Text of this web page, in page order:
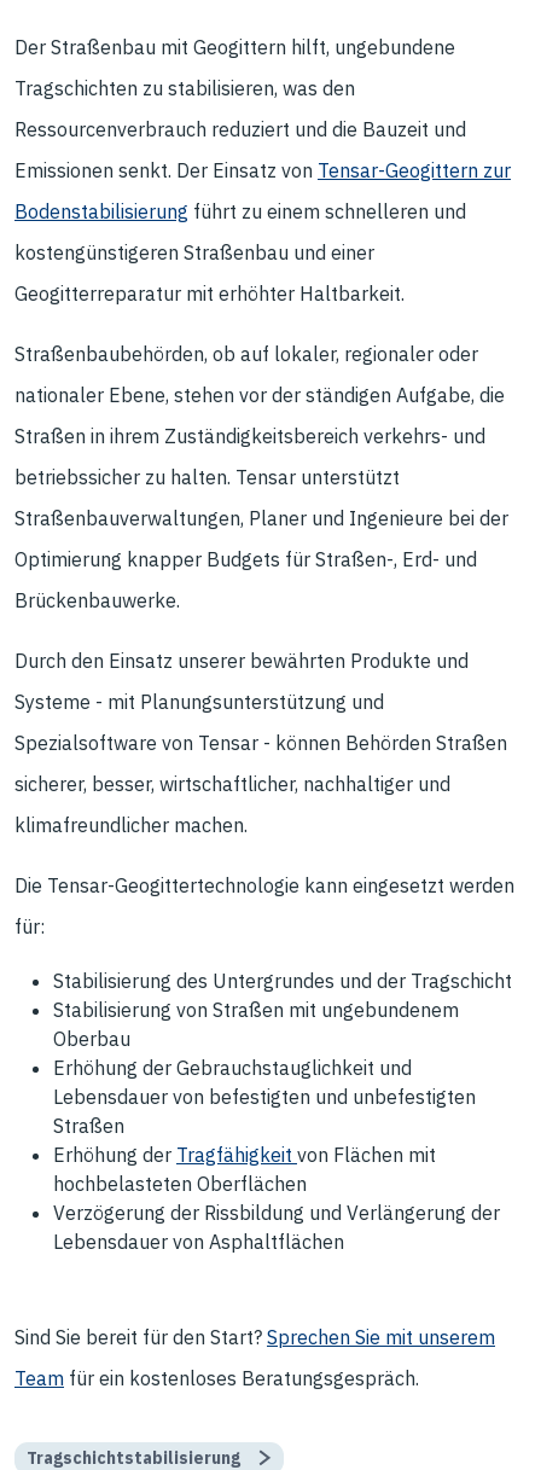
Der Straßenbau mit Geogittern hilft, ungebundene
Tragschichten zu stabilisieren, was den
Ressourcenverbrauch reduziert und die Bauzeit und
Emissionen senkt. Der Einsatz von Tensar-Geogittern zur
Bodenstabilisierung führt zu einem schnelleren und
kostengünstigeren Straßenbau und einer
Geogitterreparatur mit erhöhter Haltbarkeit.
Straßenbaubehörden, ob auf lokaler, regionaler oder
nationaler Ebene, stehen vor der ständigen Aufgabe, die
Straßen in ihrem Zuständigkeitsbereich verkehrs- und
betriebssicher zu halten. Tensar unterstützt
Straßenbauverwaltungen, Planer und Ingenieure bei der
Optimierung knapper Budgets für Straßen-, Erd- und
Brückenbauwerke.
Durch den Einsatz unserer bewährten Produkte und
Systeme - mit Planungsunterstützung und
Spezialsoftware von Tensar - können Behörden Straßen
sicherer, besser, wirtschaftlicher, nachhaltiger und
klimafreundlicher machen.
Die Tensar-Geogittertechnologie kann eingesetzt werden
für:
Stabilisierung des Untergrundes und der Tragschicht
Stabilisierung von Straßen mit ungebundenem
Oberbau
Erhöhung der Gebrauchstauglichkeit und
Lebensdauer von befestigten und unbefestigten
Straßen
Erhöhung der Tragfähigkeit von Flächen mit
hochbelasteten Oberflächen
Verzögerung der Rissbildung und Verlängerung der
Lebensdauer von Asphaltflächen
Sind Sie bereit für den Start? Sprechen Sie mit unserem
Team für ein kostenloses Beratungsgespräch.
Tragschichtstabilisierung